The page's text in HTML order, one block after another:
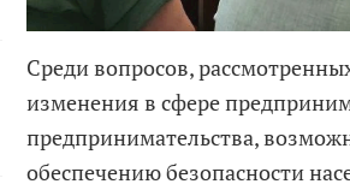
Среди вопросов,
изменения в сфере
предпринимательства,
обеспечению безопасности